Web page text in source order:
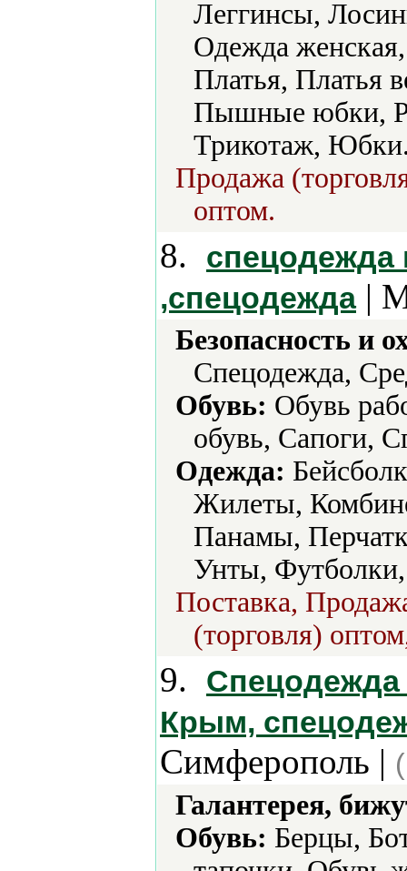
Леггинсы,
Одежда
Платья, Платья
Пышные юбки,
Трикотаж,
Продажа
оптом.
8.
спецодежда
,спецодежда|
Безопасность и
Спецодежда,
Обувь: Обувь
обувь, Сапоги,
Одежда:
Жилеты,
Панамы,
Унты,
Поставка,
(торговля)
9.
Крым,
Симферополь |
Галантерея,
Обувь: Берцы,